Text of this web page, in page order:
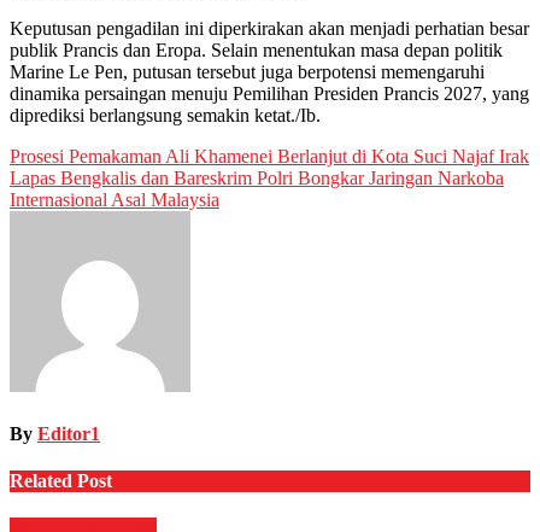
Keputusan pengadilan ini diperkirakan akan menjadi perhatian besar
publik Prancis dan Eropa. Selain menentukan masa depan politik
Marine Le Pen, putusan tersebut juga berpotensi memengaruhi
dinamika persaingan menuju Pemilihan Presiden Prancis 2027, yang
diprediksi berlangsung semakin ketat./Ib.
Post
navigation
Prosesi Pemakaman Ali Khamenei Berlanjut di Kota Suci Najaf Irak
Lapas Bengkalis dan Bareskrim Polri Bongkar Jaringan Narkoba
Internasional Asal Malaysia
By Editor1
Related Post